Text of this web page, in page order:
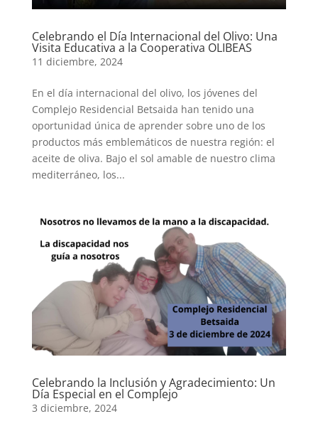
Celebrando el Día Internacional del Olivo: Una
Visita Educativa a la Cooperativa OLIBEAS
11 diciembre, 2024
En el día internacional del olivo, los jóvenes del
Complejo Residencial Betsaida han tenido una
oportunidad única de aprender sobre uno de los
productos más emblemáticos de nuestra región: el
aceite de oliva. Bajo el sol amable de nuestro clima
mediterráneo, los...
Celebrando la Inclusión y Agradecimiento: Un
Día Especial en el Complejo
3 diciembre, 2024